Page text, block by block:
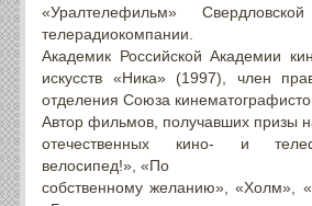
«Уралтелефильм» Свердловской
телерадиокомпании.
Академик Российской Академии
искусств «Ника» (1997), член
отделения Союза
Автор фильмов, получавших призы
отечественных кино- и
велосипед!», «По
собственному желанию», «Холм»,